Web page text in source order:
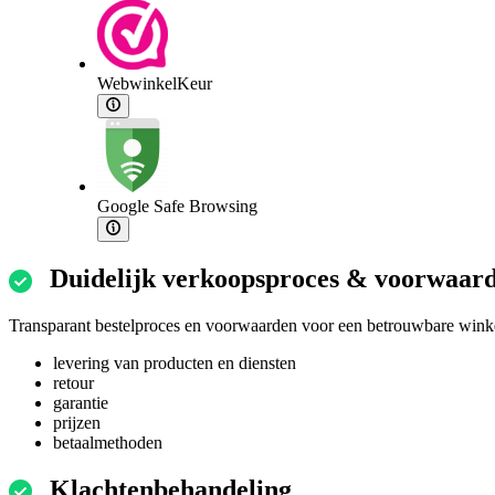
WebwinkelKeur
Google Safe Browsing
Duidelijk verkoopsproces &
Transparant bestelproces en voorwaarden voor een betrouwbare
levering van producten en diensten
retour
garantie
prijzen
betaalmethoden
Klachtenbehandeling